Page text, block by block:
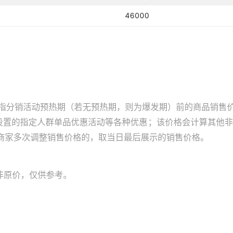
46000
销活动预热期（若无预热期，则为爆发期）前的商品销售
的指定人群单品优惠活动等各种优惠；该价格会计算其他
多次调整销售价格的，取当日最后展示的销售价格。
价，仅供参考。